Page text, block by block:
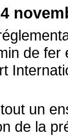
de
un
de la